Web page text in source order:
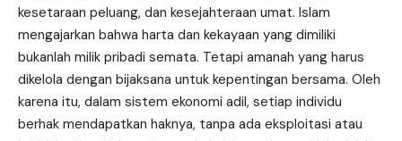
kesetaraan peluang, dan kesejahteraan umat. Islam
mengajarkan bahwa harta dan kekayaan yang dimiliki
bukanlah milik pribadi semata. Tetapi amanah yang harus
dikelola dengan bijaksana untuk kepentingan bersama. Oleh
karena itu, dalam sistem ekonomi adil, setiap individu
berhak mendapatkan haknya, tanpa ada eksploitasi atau